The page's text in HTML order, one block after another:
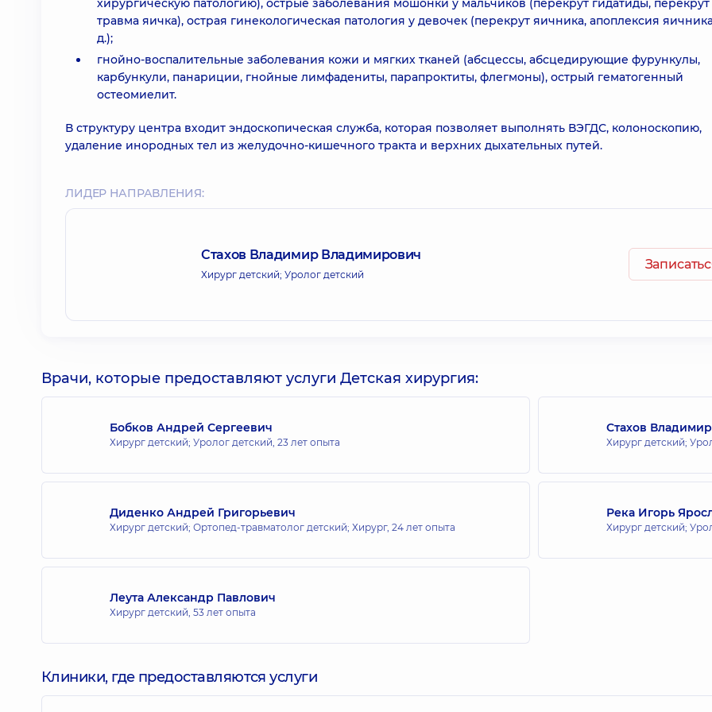
хирургическую патологию), острые заболевания мошонки у мальчиков (перекрут гидатиды, перекрут
травма яичка), острая гинекологическая патология у девочек (перекрут яичника, апоплексия
д.);
гнойно-воспалительные заболевания кожи и мягких тканей (абсцессы, абсцедирующие фурункулы,
карбункули, панариции, гнойные лимфадениты, парапроктиты, флегмоны), острый гематогенный
остеомиелит.
В структуру центра входит эндоскопическая служба, которая позволяет выполнять ВЭГДС, колоноскопию,
удаление инородных тел из желудочно-кишечного тракта и верхних дыхательных путей.
ЛИДЕР НАПРАВЛЕНИЯ:
Стахов Владимир Владимирович
Хирург детский; Уролог детский
Врачи, которые предоставляют услуги Детская хирургия:
Бобков Андрей Сергеевич
Хирург детский; Уролог детский, 23 лет опыта
Стахов
Хирург детский;
Диденко Андрей Григорьевич
Хирург детский; Ортопед-травматолог детский; Хирург, 24 лет опыта
Река Игорь
Хирург детский;
Леута Александр Павлович
Хирург детский, 53 лет опыта
Клиники, где предоставляются услуги